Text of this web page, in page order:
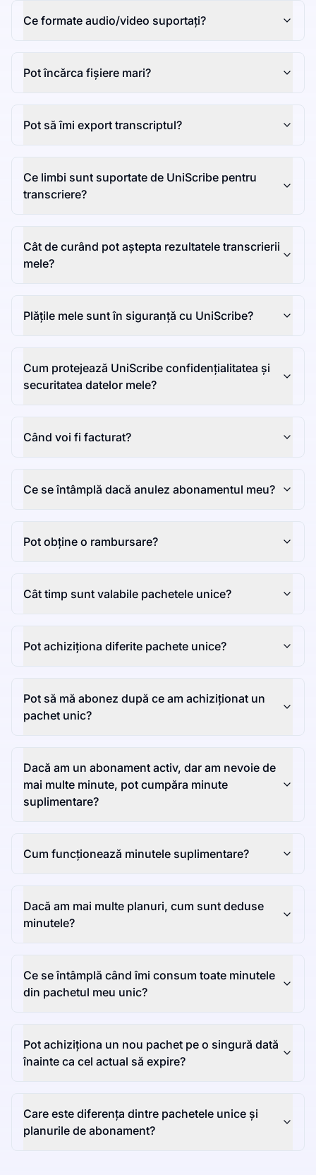
Ce formate audio/video suportați?
Pot încărca fișiere mari?
Pot să îmi export transcriptul?
Ce limbi sunt suportate de UniScribe pentru
transcriere?
Cât de curând pot aștepta rezultatele transcrierii
mele?
Plățile mele sunt în siguranță cu UniScribe?
Cum protejează UniScribe confidențialitatea și
securitatea datelor mele?
Când voi fi facturat?
Ce se întâmplă dacă anulez abonamentul meu?
Pot obține o rambursare?
Cât timp sunt valabile pachetele unice?
Pot achiziționa diferite pachete unice?
Pot să mă abonez după ce am achiziționat un
pachet unic?
Dacă am un abonament activ, dar am nevoie de
mai multe minute, pot cumpăra minute
suplimentare?
Cum funcționează minutele suplimentare?
Dacă am mai multe planuri, cum sunt deduse
minutele?
Ce se întâmplă când îmi consum toate minutele
din pachetul meu unic?
Pot achiziționa un nou pachet pe o singură dată
înainte ca cel actual să expire?
Care este diferența dintre pachetele unice și
planurile de abonament?